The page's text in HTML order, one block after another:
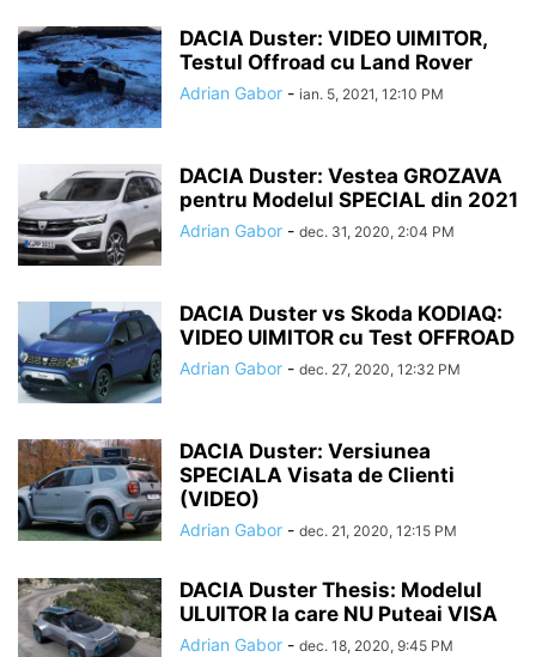
DACIA Duster: VIDEO UIMITOR,
Testul Offroad cu Land Rover
Adrian Gabor - ian. 5, 2021, 12:10 PM
DACIA Duster: Vestea GROZAVA
pentru Modelul SPECIAL din 2021
Adrian Gabor - dec. 31, 2020, 2:04 PM
DACIA Duster vs Skoda KODIAQ:
VIDEO UIMITOR cu Test OFFROAD
Adrian Gabor - dec. 27, 2020, 12:32 PM
DACIA Duster: Versiunea
SPECIALA Visata de Clienti
(VIDEO)
Adrian Gabor - dec. 21, 2020, 12:15 PM
DACIA Duster Thesis: Modelul
ULUITOR la care NU Puteai VISA
Adrian Gabor - dec. 18, 2020, 9:45 PM